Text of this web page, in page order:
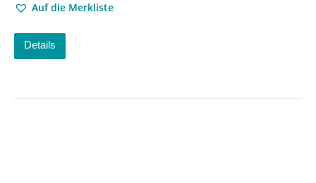
Auf die Merkliste
Details